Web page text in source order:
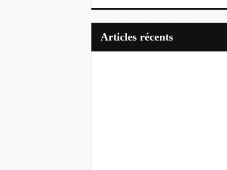
articles récents